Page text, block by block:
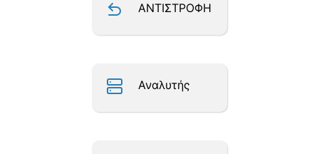
ΑΝΤΙΣΤΡΟΦΗ
Αναλυτής